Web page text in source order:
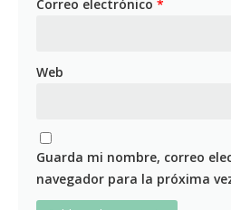
Correo electrónico *
Web
Guarda mi nombre, correo
navegador para la próxima